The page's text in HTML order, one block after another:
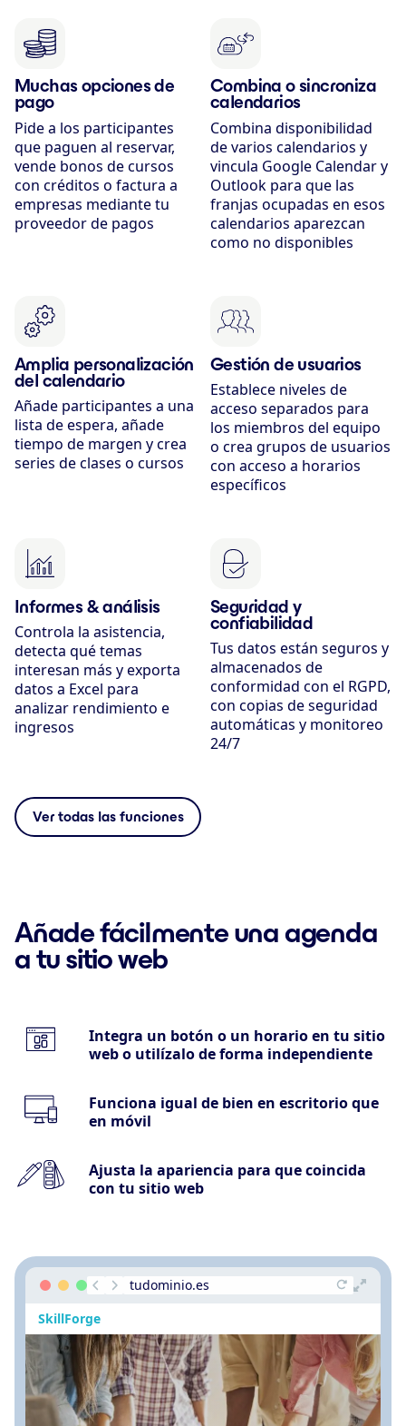
Muchas opciones de
pago
Pide a los participantes
que paguen al reservar,
vende bonos de cursos
con créditos o factura a
empresas mediante tu
proveedor de pagos
Combina o sincroniza
calendarios
Combina disponibilidad
de varios calendarios y
vincula Google Calendar y
Outlook para que las
franjas ocupadas en esos
calendarios aparezcan
como no disponibles
Amplia personalización
del calendario
Añade participantes a una
lista de espera, añade
tiempo de margen y crea
series de clases o cursos
Gestión de usuarios
Establece niveles de
acceso separados para
los miembros del equipo
o crea grupos de usuarios
con acceso a horarios
específicos
Informes & análisis
Controla la asistencia,
detecta qué temas
interesan más y exporta
datos a Excel para
analizar rendimiento e
ingresos
Seguridad y
confiabilidad
Tus datos están seguros y
almacenados de
conformidad con el RGPD,
con copias de seguridad
automáticas y monitoreo
24/7
Ver todas las funciones
Añade fácilmente una agenda
a tu sitio web
Integra un botón o un horario en tu sitio
web o utilízalo de forma independiente
Funciona igual de bien en escritorio que
en móvil
Ajusta la apariencia para que coincida
con tu sitio web
tudominio.es
SkillForge